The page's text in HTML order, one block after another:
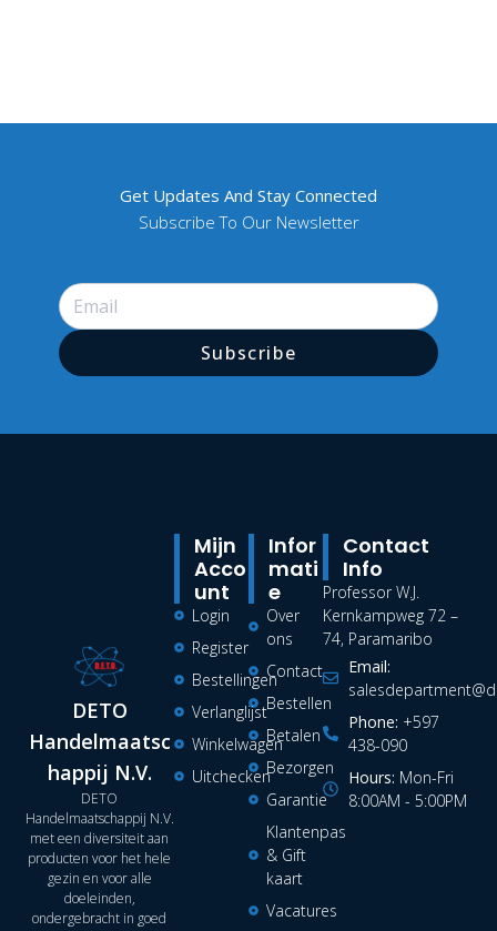
Get Updates And Stay Connected
Subscribe To Our Newsletter
Subscribe
DETO
Handelmaatsc
happij N.V.
DETO
Handelmaatschappij N.V.
met een diversiteit aan
producten voor het hele
gezin en voor alle
doeleinden,
ondergebracht in goed
Infor
Mati
E
Over
ons
Contact
Bestellen
Betalen
Bezorgen
Garantie
Klantenpas
& Gift
kaart
Vacatures
Mijn
Acco
Unt
Login
Register
Bestellingen
Verlanglijst
Winkelwagen
Uitchecken
Contact
Info
Professor W.J.
Kernkampweg 72 –
74, Paramaribo
Email:
Phone: +597
438-090
Hours: Mon-Fri
8:00AM - 5:00PM